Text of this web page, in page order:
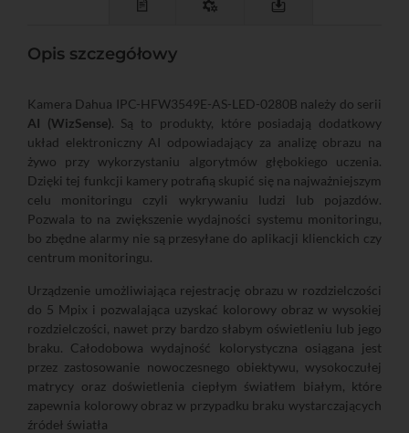
Opis szczegółowy
Kamera Dahua IPC-HFW3549E-AS-LED-0280B należy do serii
AI (WizSense). Są to produkty, które posiadają dodatkowy
układ elektroniczny AI odpowiadający za analizę obrazu na
żywo przy wykorzystaniu algorytmów głębokiego uczenia.
Dzięki tej funkcji kamery potrafią skupić się na najważniejszym
celu monitoringu czyli wykrywaniu ludzi lub pojazdów.
Pozwala to na zwiększenie wydajności systemu monitoringu,
bo zbędne alarmy nie są przesyłane do aplikacji klienckich czy
centrum monitoringu.
Urządzenie umożliwiająca rejestrację obrazu w rozdzielczości
do 5 Mpix i pozwalająca uzyskać kolorowy obraz w wysokiej
rozdzielczości, nawet przy bardzo słabym oświetleniu lub jego
braku. Całodobowa wydajność kolorystyczna osiągana jest
przez zastosowanie nowoczesnego obiektywu, wysokoczułej
matrycy oraz doświetlenia ciepłym światłem białym, które
zapewnia kolorowy obraz w przypadku braku wystarczających
źródeł światła